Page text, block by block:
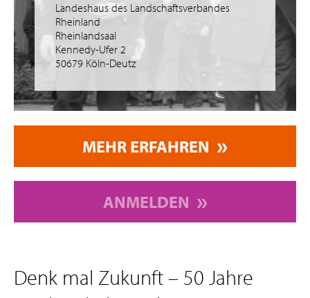
Landeshaus des Landschaftsverbandes
Rheinland
Rheinlandsaal
Kennedy-Ufer 2
50679 Köln-Deutz
MEHR ERFAHREN
ANMELDEN
Denk mal Zukunft – 50 Jahre